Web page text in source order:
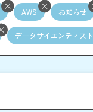
AWS お知らせ
データサイエンティスト